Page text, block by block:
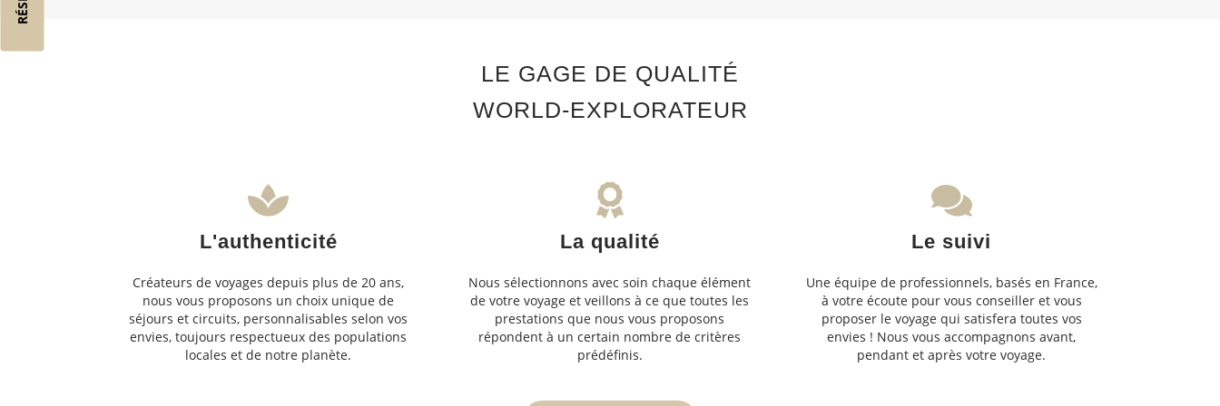
LE GAGE DE QUALITÉ
WORLD-EXPLORATEUR
L'authenticité
Créateurs de voyages depuis plus de 20 ans,
nous vous proposons un choix unique de
séjours et circuits, personnalisables selon vos
envies, toujours respectueux des populations
locales et de notre planète.
La qualité
Nous sélectionnons avec soin chaque élément
de votre voyage et veillons à ce que toutes les
prestations que nous vous proposons
répondent à un certain nombre de critères
prédéfinis.
Le suivi
Une équipe de professionnels, basés en France,
à votre écoute pour vous conseiller et vous
proposer le voyage qui satisfera toutes vos
envies ! Nous vous accompagnons avant,
pendant et après votre voyage.